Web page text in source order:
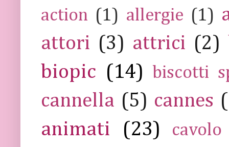
action (1) allergie (1)
attori (3) attrici (2)
biopic (14) biscotti
cannella (5) cannes
animati
(23) cavolo